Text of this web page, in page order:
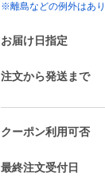
※離島などの例外はあ
お届け日指定
注文から発送まで
クーポン利用可否
最終注文受付日